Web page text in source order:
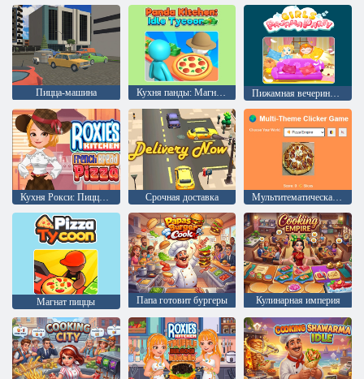
Пицца-машина Кухня панды: Магнат пиццы Пижамная вечеринка для девочек
Кухня Рокси: Пицца на французском хлебе Срочная доставка Мультитематическая игра-кликер
Магнат пиццы Папа готовит бургеры Кулинарная империя